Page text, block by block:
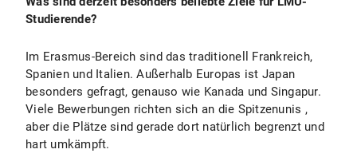
Studierende?
Im Erasmus-Bereich sind das traditionell Frankreich,
Spanien und Italien. Außerhalb Europas ist Japan
besonders gefragt, genauso wie Kanada und Singapur.
Viele Bewerbungen richten sich an die Spitzenunis ,
aber die Plätze sind gerade dort natürlich begrenzt und
hart umkämpft.